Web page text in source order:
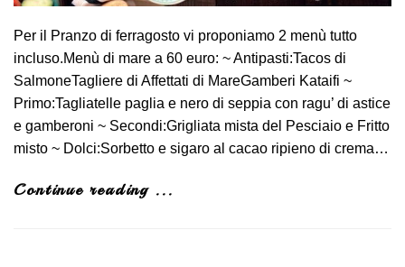
Per il Pranzo di ferragosto vi proponiamo 2 menù tutto
incluso.Menù di mare a 60 euro: ~ Antipasti:Tacos di
SalmoneTagliere di Affettati di MareGamberi Kataifi ~
Primo:Tagliatelle paglia e nero di seppia con ragu’ di astice
e gamberoni ~ Secondi:Grigliata mista del Pesciaio e Fritto
misto ~ Dolci:Sorbetto e sigaro al cacao ripieno di crema…
Continue reading ...